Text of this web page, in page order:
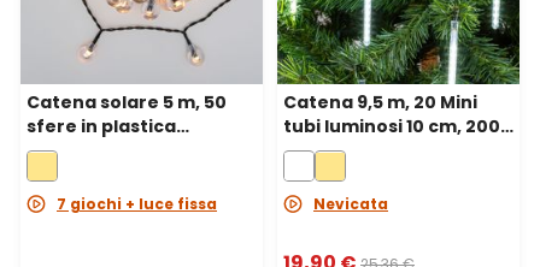
Catena solare 5 m, 50
sfere in plastica
trasparente Ø 20 mm,
led bianco caldo, cavo
nero7 giochi + luce fissa
Catena 9,5 m, 20 Mini
tubi luminosi 10 cm, 200
led bianco freddo, cavo
verde
Nevicata